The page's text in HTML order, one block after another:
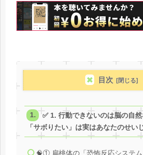
目次
✅ 1. 行動できないのは脳の自
「サボりたい」は実はあなたのせい
🧠① 扁桃体の「恐怖反応システム